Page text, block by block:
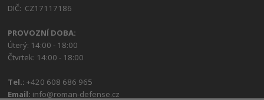
DIČ: CZ17117186
PROVOZNÍ DOBA:
Úterý: 14:00 - 18:00
Čtvrtek: 14:00 - 18:00
Tel.:+420 608 686 965
Email: info@roman-defense.cz